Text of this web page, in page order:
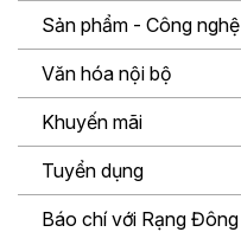
Sản phẩm - Công nghệ
Văn hóa nội bộ
Khuyến mãi
Tuyển dụng
Báo chí với Rạng Đông